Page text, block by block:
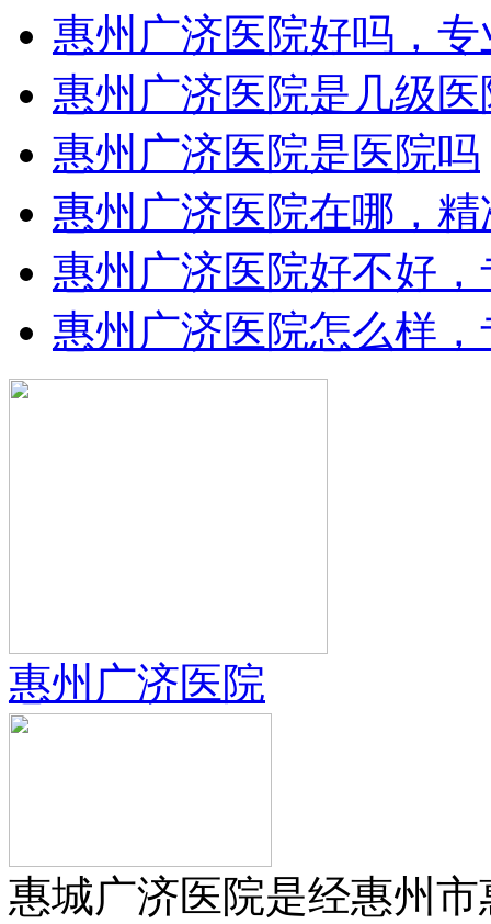
惠州广济医院好吗，专
惠州广济医院是几级医
惠州广济医院是医院吗
惠州广济医院在哪，精
惠州广济医院好不好，
惠州广济医院怎么样，
惠州广济医院
惠城广济医院是经惠州